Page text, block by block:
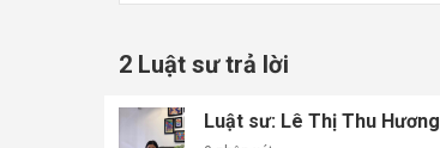
2 Luật sư trả lời
Luật sư: Lê Thị Thu Hương